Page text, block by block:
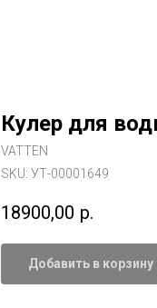
Кулер для
VATTEN
SKU: УТ-00001649
18900,00 р.
Добавить в корзину